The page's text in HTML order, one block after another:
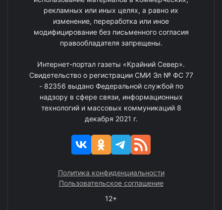
рекламных или иных целях, а равно их
изменение, переработка или иное
модифицирование без письменного согласия
правообладателя запрещены.
Интернет-портал газеты «Крайний Север».
Свидетельство о регистрации СМИ Эл № ФС 77
- 82356 выдано Федеральной службой по
надзору в сфере связи, информационных
технологий и массовых коммуникаций 8
декабря 2021 г.
Политика конфиденциальности
Пользовательское соглашение
12+